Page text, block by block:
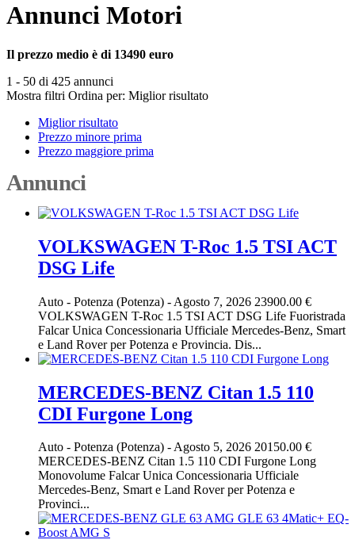
Annunci Motori
Il prezzo medio è di 13490 euro
1 - 50 di 425 annunci
Mostra filtri Ordina per: Miglior risultato
Miglior risultato
Prezzo minore prima
Prezzo maggiore prima
Annunci
VOLKSWAGEN T-Roc 1.5 TSI ACT
DSG Life
Auto - Potenza (Potenza) - Agosto 7, 2026 23900.00 €
VOLKSWAGEN T-Roc 1.5 TSI ACT DSG Life Fuoristrada
Falcar Unica Concessionaria Ufficiale Mercedes-Benz, Smart
e Land Rover per Potenza e Provincia. Dis...
MERCEDES-BENZ Citan 1.5 110
CDI Furgone Long
Auto - Potenza (Potenza) -Agosto 5, 2026 20150.00 €
MERCEDES-BENZ Citan 1.5 110 CDI Furgone Long
Monovolume Falcar Unica Concessionaria Ufficiale
Mercedes-Benz, Smart e Land Rover per Potenza e
Provinci...